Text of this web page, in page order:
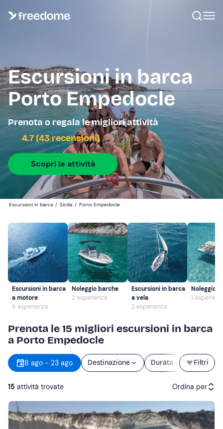
Escursioni in barca
Porto Empedocle
Prenota o regala le migliori attività
4.7 (43 recensioni)
Scopri le attività
Escursioni in barca / Sicilia / Porto Empedocle
Escursioni in barca
a motore
6 esperienze
Noleggio barche
2 esperienze
Escursioni in barca
a vela
2 esperienze
Noleggio
1
Prenota le 15 migliori escursioni in barca
a Porto Empedocle
Filtri
8 ago - 23 ago Destinazione Durata Prezzo
15 attività trovate Ordina per
Attività consigliate